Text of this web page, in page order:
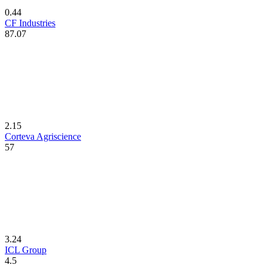
0.44
CF Industries
87.07
2.15
Corteva Agriscience
57
3.24
ICL Group
4.5